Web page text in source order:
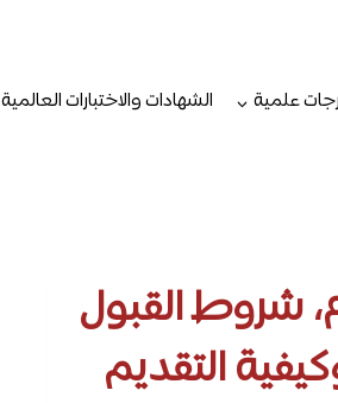
علمية الشهادات والاختبارات العالمية
شروط القبول
التقديم